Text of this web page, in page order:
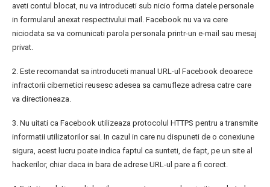
aveti contul blocat, nu va introduceti sub nicio forma datele personale
in formularul anexat respectivului mail. Facebook nu va va cere
niciodata sa va comunicati parola personala printr-un e-mail sau mesaj
privat.
2. Este recomandat sa introduceti manual URL-ul Facebook deoarece
infractorii cibernetici reusesc adesea sa camufleze adresa catre care
va directioneaza.
3. Nu uitati ca Facebook utilizeaza protocolul HTTPS pentru a transmite
informatii utilizatorilor sai. In cazul in care nu dispuneti de o conexiune
sigura, acest lucru poate indica faptul ca sunteti, de fapt, pe un site al
hackerilor, chiar daca in bara de adrese URL-ul pare a fi corect.